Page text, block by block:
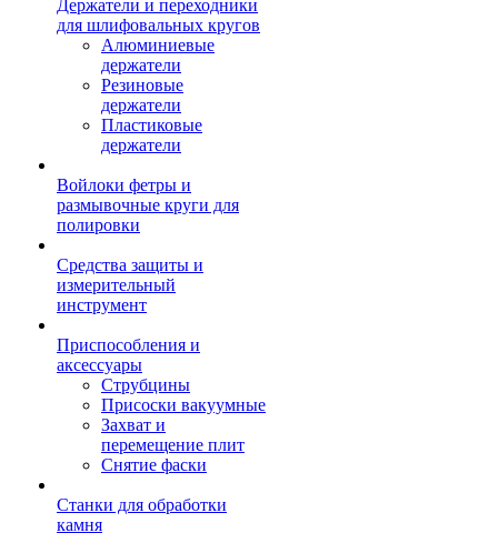
Держатели и переходники
для шлифовальных кругов
Алюминиевые
держатели
Резиновые
держатели
Пластиковые
держатели
Войлоки фетры и
размывочные круги для
полировки
Средства защиты и
измерительный
инструмент
Приспособления и
аксессуары
Струбцины
Присоски вакуумные
Захват и
перемещение плит
Снятие фаски
Станки для обработки
камня